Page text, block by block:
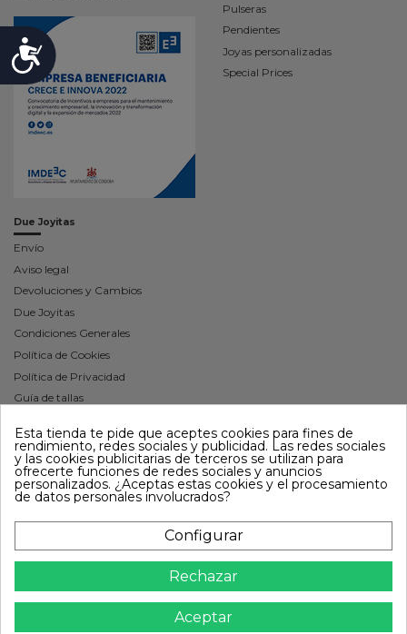
Accesibilidad
Pulseras
Pendientes
Joyas personalizadas
Special Prices
Due Joyitas
Envío
Aviso legal
Devoluciones y Cambios
Due Joyitas
Condiciones Generales
Política de Cookies
Política de Privacidad
Guía de tallas
Mapa del sitio
Síguenos
Newsletter
Puede darse de baja en cualquier momento.
Para ello, consulte nuestra información de
contacto en el aviso legal.
Esta tienda te pide que aceptes cookies para fines de
rendimiento, redes sociales y publicidad. Las redes sociales
y las cookies publicitarias de terceros se utilizan para
ofrecerte funciones de redes sociales y anuncios
personalizados. ¿Aceptas estas cookies y el procesamiento
de datos personales involucrados?
Configurar
Rechazar
Aceptar